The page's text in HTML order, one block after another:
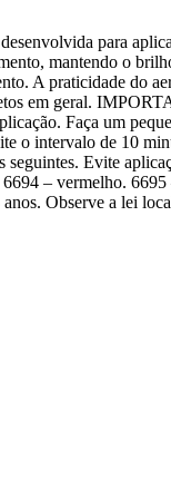
para
mantendo o
A praticidade do
em geral.
Faça um
o intervalo de 10
seguintes. Evite
– vermelho.
Observe a lei